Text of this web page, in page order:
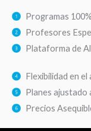
Programas
Profesores
Plataforma de
Flexibilidad en el
Planes ajustado
Precios